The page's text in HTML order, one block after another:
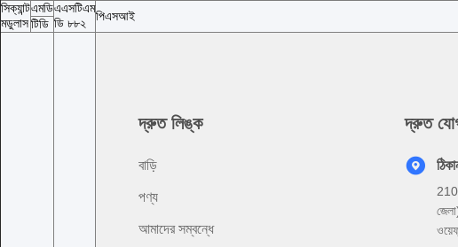
সিক্যান্ট
মডুলাস
এমডিএএসটিএম
ডি ৮৮২
পিএসআই
টিডি
দ্রুত লিঙ্ক
বাড়ি
পণ্য
আমাদের সম্বন্ধে
দ্রুত